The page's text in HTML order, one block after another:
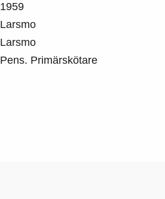
1959
Larsmo
Larsmo
Pens. Primärskötare